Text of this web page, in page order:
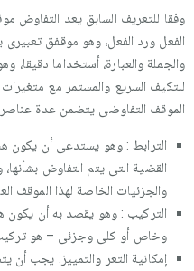
وفقا للتعريف السابق يعد التفاوض
الفعل ورد الفعل، وهو موقفق تعبيرى
والجملة والعبارة، أستخداما
للتكيف السريع والمستمر مع
الموقف التفاوضى يتضمن عدة
الترابط : وهو يستدعى أن يكون
القضية التى يتم التفاوض
والجزئيات الخاصة لهذا الموقف
التركيب : وهو يقصد به أن يكون
وخاص أو كلى وجزئى – هو
إمكانية التعر والتمييز: يجب